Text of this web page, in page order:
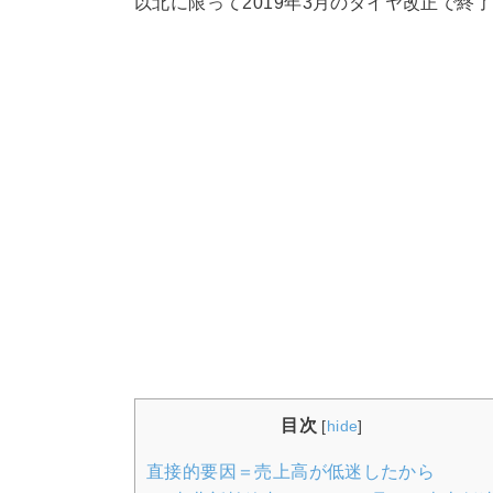
目次 [hide]
直接的要因＝売上高が低迷したから